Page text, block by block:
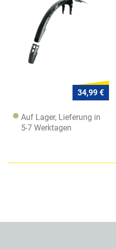
34,99 €
Auf Lager, Lieferung in
5-7 Werktagen